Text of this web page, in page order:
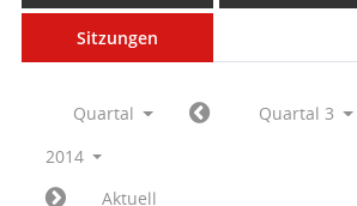
Sitzungen
Quartal
Quartal 3
2014
Aktuell